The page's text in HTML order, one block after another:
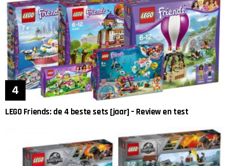
LEGO Friends: de 4 beste sets [jaar] – Review en test